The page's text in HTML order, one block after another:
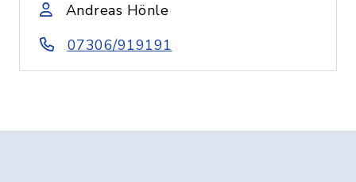
Andreas Hönle
07306/919191